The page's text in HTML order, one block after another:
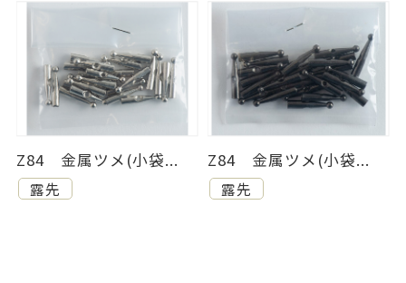
Z84 金属ツメ(小袋...
露先
Z84 金属ツメ(小袋...
露先